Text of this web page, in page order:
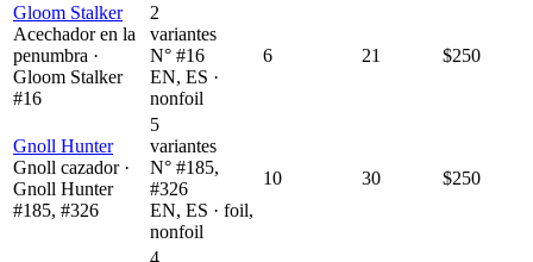
Gloom Stalker
Acechador en la
penumbra ·
Gloom Stalker
#16
2
variantes
N° #16
EN, ES ·
nonfoil
6 21 $250
Gnoll Hunter
Gnoll cazador ·
Gnoll Hunter
#185, #326
5
variantes
N° #185,
#326
EN, ES · foil,
nonfoil
10 30 $250
4